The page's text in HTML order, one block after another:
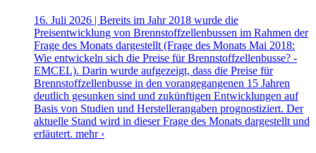
16. Juli 2026 | Bereits im Jahr 2018 wurde die
Preisentwicklung von Brennstoffzellenbussen im Rahmen der
Frage des Monats dargestellt (Frage des Monats Mai 2018:
Wie entwickeln sich die Preise für Brennstoffzellenbusse? -
EMCEL). Darin wurde aufgezeigt, dass die Preise für
Brennstoffzellenbusse in den vorangegangenen 15 Jahren
deutlich gesunken sind und zukünftigen Entwicklungen auf
Basis von Studien und Herstellerangaben prognostiziert. Der
aktuelle Stand wird in dieser Frage des Monats dargestellt und
erläutert. mehr ›